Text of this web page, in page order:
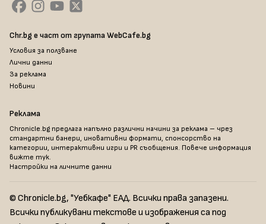
Chr.bg е част от групата WebCafe.bg
Условия за ползване
Лични данни
За реклама
Новини
Реклама
Chronicle.bg предлага напълно различни начини за реклама – чрез
стандартни банери, иновативни формати, спонсорство на
категории, интерактивни игри и PR съобщения. Повече информация
вижте тук.
Настройки на личните данни
© Chronicle.bg, "Уебкафе" ЕАД. Всички права запазени.
Всички публикувани текстове и изображения са под